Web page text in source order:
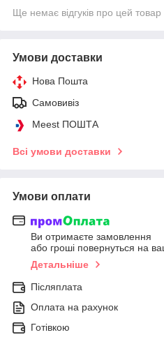
Ще немає відгуків про цей товар
Умови доставки
Нова Пошта
Самовивіз
Meest ПОШТА
Всі умови доставки
Умови оплати
Ви отримаєте замовлення
або гроші повернуться на
Детальніше
Післяплата
Оплата на рахунок
Готівкою